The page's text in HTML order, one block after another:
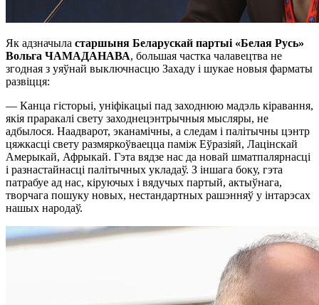
Як адзначыла старшыня Беларускай партыі «Белая Русь»
Вольга ЧАМАДАНАВА, большая частка чалавецтва не
згодная з уяўнай выключнасцю Захаду і шукае новыя фарматы
развіцця:
— Канца гісторыі, уніфікацыі пад заходнюю мадэль кіравання,
якія праракалі свету заходнецэнтрычныя мысляры, не
адбылося. Наадварот, эканамічны, а следам і палітычны цэнтр
цяжкасці свету размяркоўваецца паміж Еўразіяй, Лацінскай
Амерыкай, Афрыкай. Гэта вядзе нас да новай шматпалярнасці
і разнастайнасці палітычных укладаў. З іншага боку, гэта
патрабуе ад нас, кіруючых і вядучых партый, актыўнага,
творчага пошуку новых, нестандартных рашэнняў у інтарэсах
нашых народаў.